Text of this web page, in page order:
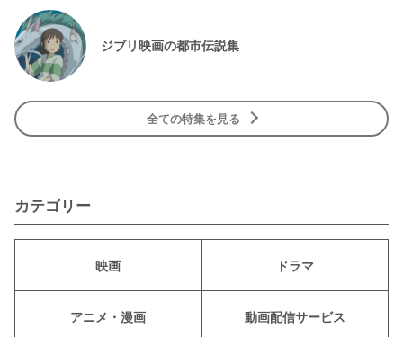
ジブリ映画の都市伝説集
全ての特集を見る
カテゴリー
映画 ドラマ
アニメ・漫画 動画配信サービス